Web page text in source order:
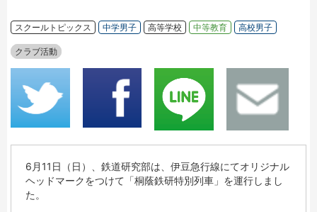
スクールトピックス 中学男子 高等学校 中等教育 高校男子
クラブ活動
6月11日（日）、鉄道研究部は、伊豆急行線にてオリジナル
ヘッドマークをつけて「桐蔭鉄研特別列車」を運行しまし
た。